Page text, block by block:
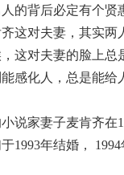
的背后必定有个贤
这对夫妻，其实两
这对夫妻的脸上总
感化人，总是能给
说家妻子麦肯齐在
1993年结婚，